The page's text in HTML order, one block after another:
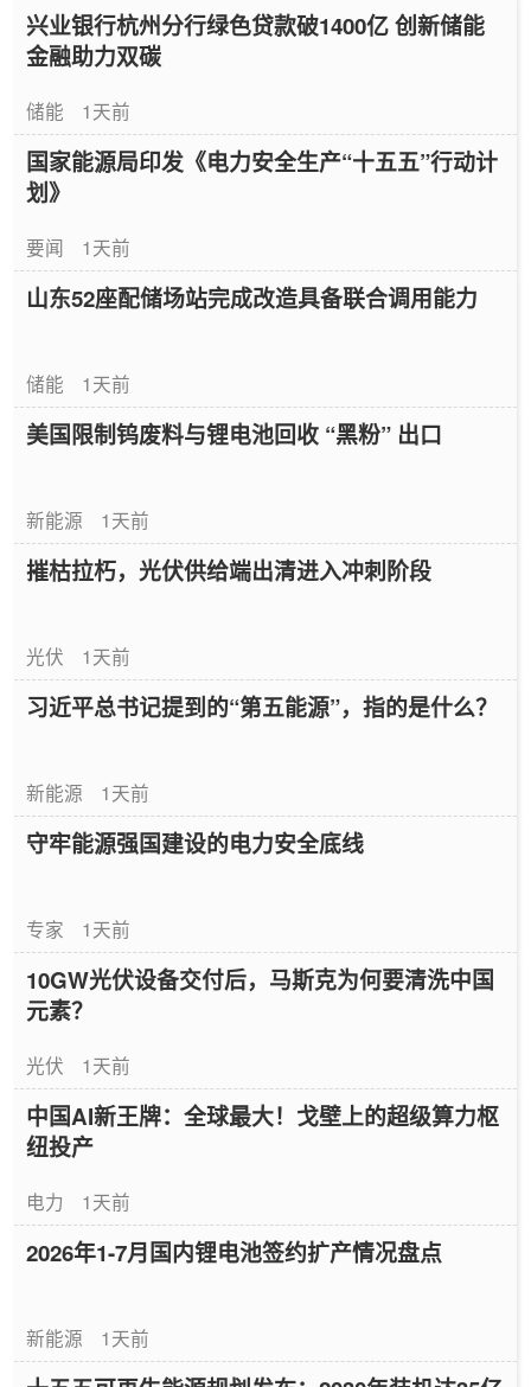
兴业银行杭州分行绿色贷款破1400亿 创新储能
金融助力双碳
储能 1天前
国家能源局印发《电力安全生产“十五五”行动计
划》
要闻 1天前
山东52座配储场站完成改造具备联合调用能力
储能 1天前
美国限制钨废料与锂电池回收 “黑粉” 出口
新能源 1天前
摧枯拉朽，光伏供给端出清进入冲刺阶段
光伏 1天前
习近平总书记提到的“第五能源”，指的是什么？
新能源 1天前
守牢能源强国建设的电力安全底线
专家 1天前
10GW光伏设备交付后，马斯克为何要清洗中国
元素？
光伏 1天前
中国AI新王牌：全球最大！戈壁上的超级算力枢
纽投产
电力 1天前
2026年1-7月国内锂电池签约扩产情况盘点
新能源 1天前